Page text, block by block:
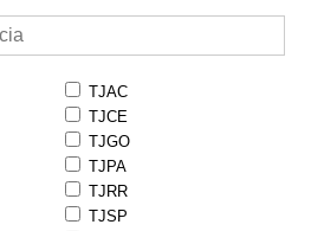
TJAC
TJCE
TJGO
TJPA
TJRR
TJSP